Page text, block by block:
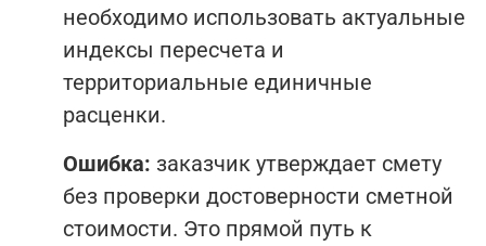
необходимо использовать актуальные
индексы пересчета и
территориальные единичные
расценки.
Ошибка: заказчик утверждает смету
без проверки достоверности сметной
стоимости. Это прямой путь к